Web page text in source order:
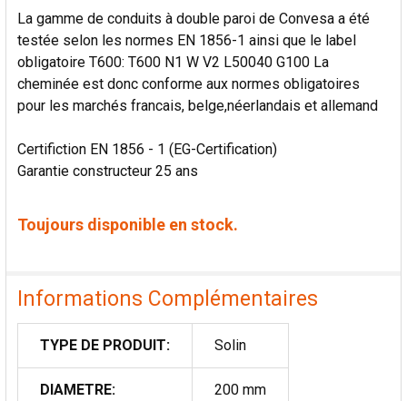
La gamme de conduits à double paroi de Convesa a été
testée selon les normes EN 1856-1 ainsi que le label
obligatoire T600: T600 N1 W V2 L50040 G100 La
cheminée est donc conforme aux normes obligatoires
pour les marchés francais, belge,néerlandais et allemand
Certifiction EN 1856 - 1 (EG-Certification)
Garantie constructeur 25 ans
Toujours disponible en stock.
Informations Complémentaires
TYPE DE PRODUIT: Solin
DIAMETRE: 200 mm